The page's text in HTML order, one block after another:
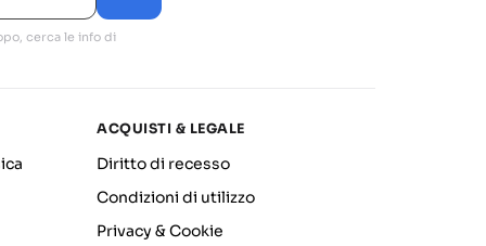
cerca le info di
ACQUISTI & LEGALE
Diritto di recesso
Condizioni di utilizzo
Privacy & Cookie